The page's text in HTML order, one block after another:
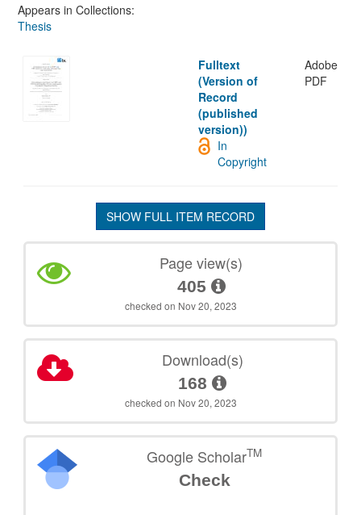
Appears in Collections:
Thesis
Fulltext
(Version of
Record
(published
version))
Adobe
PDF
In
Copyright
SHOW FULL ITEM RECORD
Page view(s)
405
checked on Nov 20, 2023
Download(s)
168
checked on Nov 20, 2023
Google ScholarTM
Check